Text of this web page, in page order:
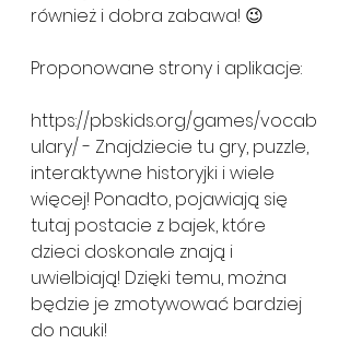
również i dobra zabawa! 😉
Proponowane strony i aplikacje:
https://pbskids.org/games/vocab
ulary/ - Znajdziecie tu gry, puzzle,
interaktywne historyjki i wiele
więcej! Ponadto, pojawiają się
tutaj postacie z bajek, które
dzieci doskonale znają i
uwielbiają! Dzięki temu, można
będzie je zmotywować bardziej
do nauki!